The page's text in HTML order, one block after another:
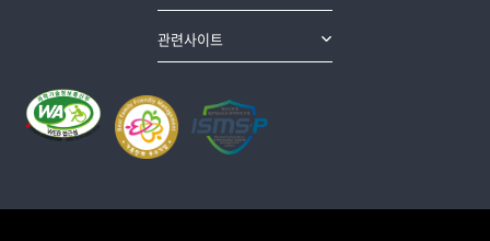
관련사이트